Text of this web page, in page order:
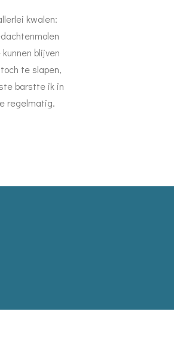
kwalen:
blijven
te slapen,
barstte ik in
regelmatig.